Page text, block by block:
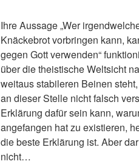
Ihre Aussage „Wer
Knäckebrot vorbringen kann,
gegen Gott verwenden“
über die theistische Weltsicht
weitaus stabileren Beinen
an dieser Stelle nicht falsch
Erklärung dafür sein kann,
angefangen hat zu existieren,
die beste Erklärung ist. Aber
nicht…